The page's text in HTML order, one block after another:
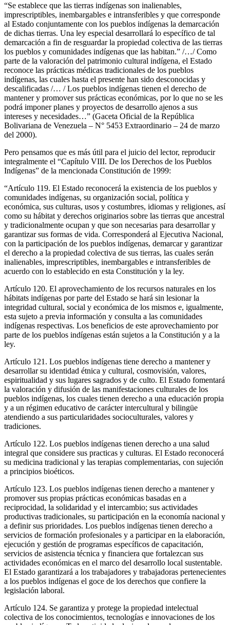
“Se establece que las tierras indígenas son inalienables,
imprescriptibles, inembargables e intransferibles y que corresponde
al Estado conjuntamente con los pueblos indígenas la demarcación
de dichas tierras. Una ley especial desarrollará lo específico de tal
demarcación a fin de resguardar la propiedad colectiva de las tierras
los pueblos y comunidades indígenas que las habitan.” /…/ Como
parte de la valoración del patrimonio cultural indígena, el Estado
reconoce las prácticas médicas tradicionales de los pueblos
indígenas, las cuales hasta el presente han sido desconocidas y
descalificadas /… / Los pueblos indígenas tienen el derecho de
mantener y promover sus prácticas económicas, por lo que no se les
podrá imponer planes y proyectos de desarrollo ajenos a sus
intereses y necesidades…” (Gaceta Oficial de la República
Bolivariana de Venezuela – N° 5453 Extraordinario – 24 de marzo
del 2000).
Pero pensamos que es más útil para el juicio del lector, reproducir
integralmente el “Capítulo VIII. De los Derechos de los Pueblos
Indígenas” de la mencionada Constitución de 1999:
“Artículo 119. El Estado reconocerá la existencia de los pueblos y
comunidades indígenas, su organización social, política y
económica, sus culturas, usos y costumbres, idiomas y religiones, así
como su hábitat y derechos originarios sobre las tierras que ancestral
y tradicionalmente ocupan y que son necesarias para desarrollar y
garantizar sus formas de vida. Corresponderá al Ejecutiva Nacional,
con la participación de los pueblos indígenas, demarcar y garantizar
el derecho a la propiedad colectiva de sus tierras, las cuales serán
inalienables, imprescriptibles, inembargables e intransferibles de
acuerdo con lo establecido en esta Constitución y la ley.
Artículo 120. El aprovechamiento de los recursos naturales en los
hábitats indígenas por parte del Estado se hará sin lesionar la
integridad cultural, social y económica de los mismos e, igualmente,
esta sujeto a previa información y consulta a las comunidades
indígenas respectivas. Los beneficios de este aprovechamiento por
parte de los pueblos indígenas están sujetos a la Constitución y a la
ley.
Artículo 121. Los pueblos indígenas tiene derecho a mantener y
desarrollar su identidad étnica y cultural, cosmovisión, valores,
espiritualidad y sus lugares sagrados y de culto. El Estado fomentará
la valoración y difusión de las manifestaciones culturales de los
pueblos indígenas, los cuales tienen derecho a una educación propia
y a un régimen educativo de carácter intercultural y bilingüe
atendiendo a sus particularidades socioculturales, valores y
tradiciones.
Artículo 122. Los pueblos indígenas tienen derecho a una salud
integral que considere sus practicas y culturas. El Estado reconocerá
su medicina tradicional y las terapias complementarias, con sujeción
a principios bioéticos.
Artículo 123. Los pueblos indígenas tienen derecho a mantener y
promover sus propias prácticas económicas basadas en a
reciprocidad, la solidaridad y el intercambio; sus actividades
productivas tradicionales, su participación en la economía nacional y
a definir sus prioridades. Los pueblos indígenas tienen derecho a
servicios de formación profesionales y a participar en la elaboración,
ejecución y gestión de programas específicos de capacitación,
servicios de asistencia técnica y financiera que fortalezcan sus
actividades económicas en el marco del desarrollo local sustentable.
El Estado garantizará a los trabajadores y trabajadoras pertenecientes
a los pueblos indígenas el goce de los derechos que confiere la
legislación laboral.
Artículo 124. Se garantiza y protege la propiedad intelectual
colectiva de los conocimientos, tecnologías e innovaciones de los